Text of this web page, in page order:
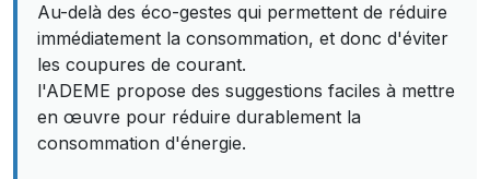
Au-delà des éco-gestes qui permettent de réduire
immédiatement la consommation, et donc d'éviter
les coupures de courant.
l'ADEME propose des suggestions faciles à mettre
en œuvre pour réduire durablement la
consommation d'énergie.